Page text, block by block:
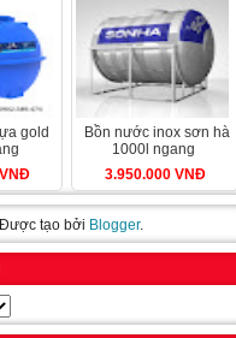
bồn nước inox sơn hà
1000l ngang
3.950.000 VNĐ
Được tạo bởi Blogger.